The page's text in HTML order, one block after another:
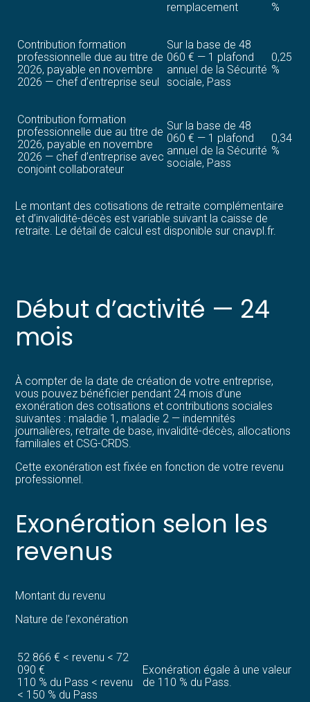
remplacement
%
Contribution formation
professionnelle due au titre de
2026, payable en novembre
2026 — chef d’entreprise seul
Sur la base de 48
060 € — 1 plafond
annuel de la Sécurité
sociale, Pass
0,25
%
Contribution formation
professionnelle due au titre de
2026, payable en novembre
2026 — chef d’entreprise avec
conjoint collaborateur
Sur la base de 48
060 € — 1 plafond
annuel de la Sécurité
sociale, Pass
0,34
%
Le montant des cotisations de retraite complémentaire
et d’invalidité-décès est variable suivant la caisse de
retraite. Le détail de calcul est disponible sur cnavpl.fr.
Début d’activité — 24
mois
À compter de la date de création de votre entreprise,
vous pouvez bénéficier pendant 24 mois d’une
exonération des cotisations et contributions sociales
suivantes : maladie 1, maladie 2 — indemnités
journalières, retraite de base, invalidité-décès, allocations
familiales et CSG-CRDS.
Cette exonération est fixée en fonction de votre revenu
professionnel.
Exonération selon les
revenus
Montant du revenu
Nature de l’exonération
52 866 € < revenu < 72
090 €
110 % du Pass < revenu
< 150 % du Pass
Exonération égale à une valeur
de 110 % du Pass.